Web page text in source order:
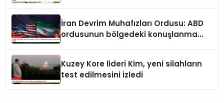
İran Devrim Muhafızları Ordusu: ABD
ordusunun bölgedeki konuşlanma
Kuzey Kore lideri Kim, yeni silahların
test edilmesini izledi